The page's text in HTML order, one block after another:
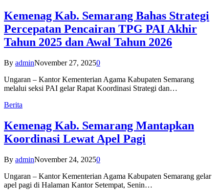
Kemenag Kab. Semarang Bahas Strategi
Percepatan Pencairan TPG PAI Akhir
Tahun 2025 dan Awal Tahun 2026
By adminNovember 27, 20250
Ungaran – Kantor Kementerian Agama Kabupaten Semarang
melalui seksi PAI gelar Rapat Koordinasi Strategi dan…
Berita
Kemenag Kab. Semarang Mantapkan
Koordinasi Lewat Apel Pagi
By adminNovember 24, 20250
Ungaran – Kantor Kementerian Agama Kabupaten Semarang gelar
apel pagi di Halaman Kantor Setempat, Senin…